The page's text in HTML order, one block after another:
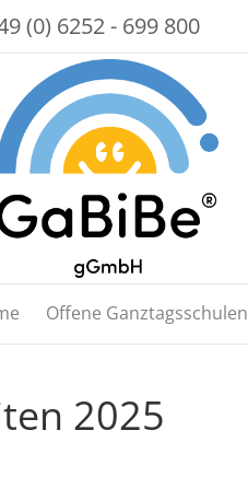
(0) 6252 - 699 800
Offene Ganztagsschulen
2025